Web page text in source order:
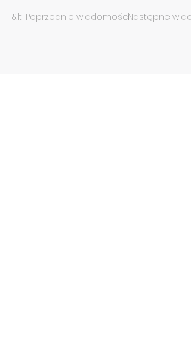
&lt; Poprzednie wiadomościNastępne